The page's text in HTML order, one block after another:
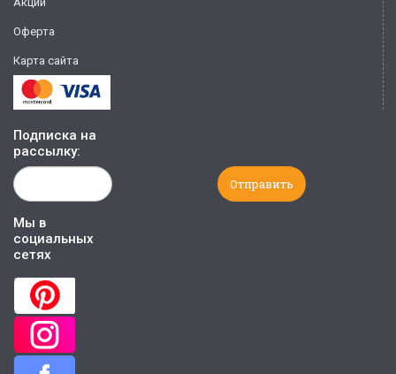
Оферта
Карта сайта
Подписка на
рассылку:
Мы в
социальных
сетях